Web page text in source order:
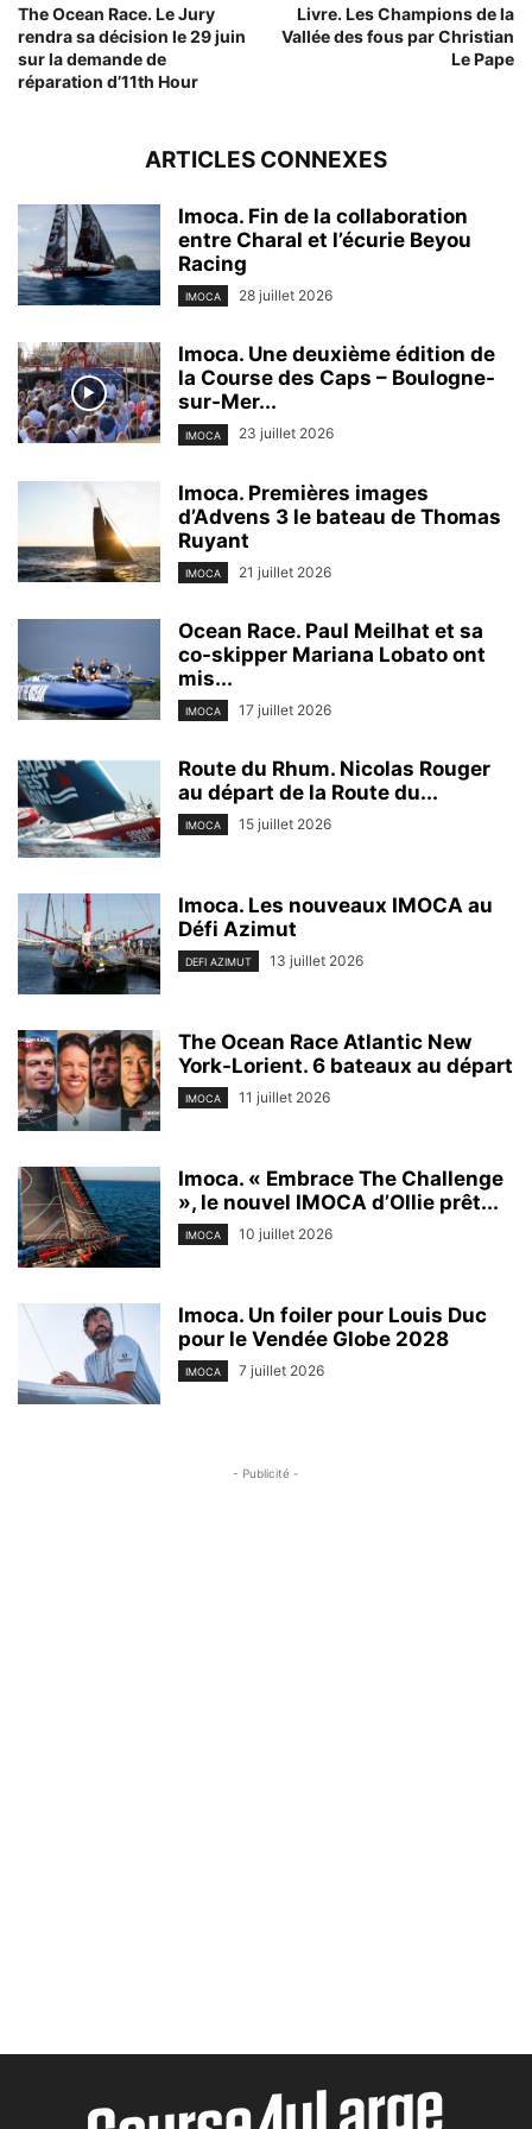
The Ocean Race. Le Jury
rendra sa décision le 29 juin
sur la demande de
réparation d’11th Hour
Livre. Les Champions de la
Vallée des fous par Christian
Le Pape
ARTICLES CONNEXES
Imoca. Fin de la collaboration
entre Charal et l’écurie Beyou
Racing
IMOCA 28 juillet 2026
Imoca. Une deuxième édition de
la Course des Caps – Boulogne-
sur-Mer...
IMOCA 23 juillet 2026
Imoca. Premières images
d’Advens 3 le bateau de Thomas
Ruyant
IMOCA 21 juillet 2026
Ocean Race. Paul Meilhat et sa
co-skipper Mariana Lobato ont
mis...
IMOCA 17 juillet 2026
Route du Rhum. Nicolas Rouger
au départ de la Route du...
IMOCA 15 juillet 2026
Imoca. Les nouveaux IMOCA au
Défi Azimut
DEFI AZIMUT 13 juillet 2026
The Ocean Race Atlantic New
York-Lorient. 6 bateaux au départ
IMOCA 11 juillet 2026
Imoca. « Embrace The Challenge
», le nouvel IMOCA d’Ollie prêt...
IMOCA 10 juillet 2026
Imoca. Un foiler pour Louis Duc
pour le Vendée Globe 2028
IMOCA 7 juillet 2026
- Publicité -